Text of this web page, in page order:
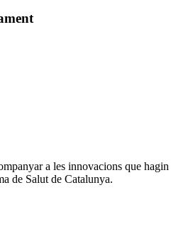
a les innovacions que hagin
de Salut de Catalunya.